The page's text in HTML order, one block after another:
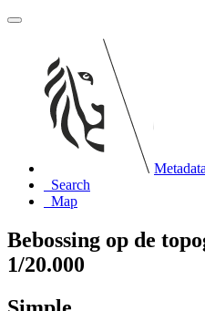
Search
Map
Bebossing op de
1/20.000